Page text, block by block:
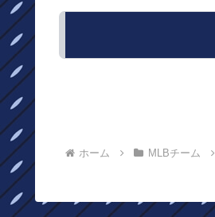
ホーム MLBチーム